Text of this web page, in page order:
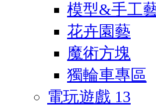
模型&手工
花卉園藝
魔術方塊
獨輪車專區
電玩遊戲 13